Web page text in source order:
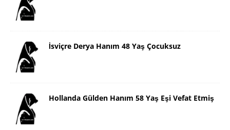
İsviçre Derya Hanım 48 Yaş Çocuksuz
Hollanda Gülden Hanım 58 Yaş Eşi Vefat Etmiş